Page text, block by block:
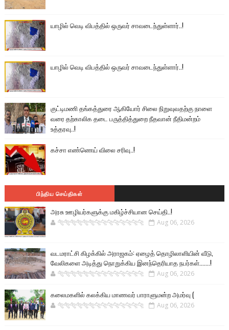
யாழில் வெடி விபத்தில் ஒருவர் சாவடைந்துள்ளார்..!
யாழில் வெடி விபத்தில் ஒருவர் சாவடைந்துள்ளார்..!
குட்டிமணி தங்கத்துரை ஆகியோர் சிலை நிறுவுவதற்கு நாளை
வரை தற்காலிக தடை பருத்தித்துறை நீதவான் நீதிமன்றம்
உத்தரவு..!
கச்சா எண்ணெய் விலை சரிவு..!
பிந்திய செய்திகள்
அரசு ஊழியர்களுக்கு மகிழ்ச்சியான செய்தி..!
🐅🐅🐅🐅🐅🐅🐆🐆🐆🐆🐆🐆🐆🐆 Aug 06, 2026
வடமராட்சி கிழக்கில் அராஜகம்: ஏழைத் தொழிலாளியின் வீடு,
வேலிகளை அடித்து நொறுக்கிய இனந்தெரியாத நபர்கள்.......!
🐅🐅🐅🐅🐅🐅🐆🐆🐆🐆🐆🐆🐆🐆 Aug 06, 2026
கலைமகளில் கலக்கிய மாணவர் பாராளுமன்ற அமர்வு (
🐅🐅🐅🐅🐅🐅🐆🐆🐆🐆🐆🐆🐆🐆 Aug 06, 2026